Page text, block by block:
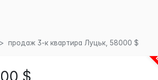
продаж 3-к квартира Луцьк, 58000 $
$